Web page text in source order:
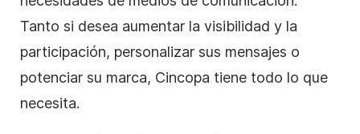
Tanto si desea aumentar la visibilidad y la
participación, personalizar sus mensajes o
potenciar su marca, Cincopa tiene todo lo que
necesita.